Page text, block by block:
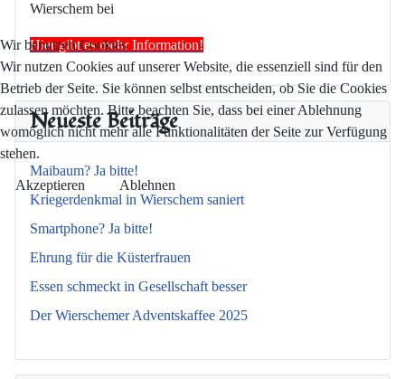
Wierschem bei
Hier gibt es mehr Information!
Neueste Beiträge
Maibaum? Ja bitte!
Kriegerdenkmal in Wierschem saniert
Smartphone? Ja bitte!
Ehrung für die Küsterfrauen
Essen schmeckt in Gesellschaft besser
Der Wierschemer Adventskaffee 2025
Wir benutzen Cookies
Wir nutzen Cookies auf unserer Website, die essenziell sind für den
Betrieb der Seite. Sie können selbst entscheiden, ob Sie die Cookies
zulassen möchten. Bitte beachten Sie, dass bei einer Ablehnung
womöglich nicht mehr alle Funktionalitäten der Seite zur Verfügung
stehen.
Akzeptieren Ablehnen